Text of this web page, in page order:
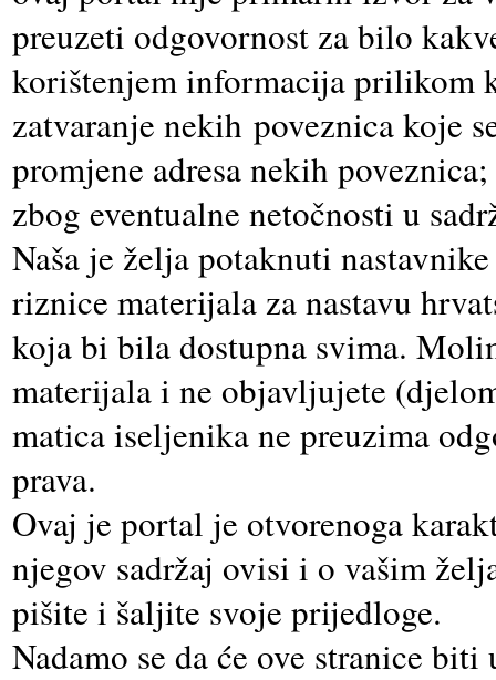
preuzeti odgovornost za bilo
korištenjem informacija prilikom
zatvaranje nekih poveznica koje
promjene adresa nekih
zbog eventualne netočnosti u
Naša je želja potaknuti
riznice materijala za nastavu
koja bi bila dostupna svima. M
materijala i ne objavljujete
matica iseljenika ne preuzima
prava.
Ovaj je portal je otvorenoga
njegov sadržaj ovisi i o vašim
pišite i šaljite svoje prijedloge.
Nadamo se da će ove stranice